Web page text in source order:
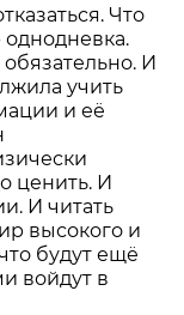
Что
однодневка.
И
учить
и её
ценить. И
И читать
высокого и
будут ещё
войдут в